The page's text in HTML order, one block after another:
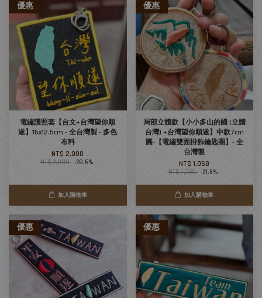
優惠
電繡護照套【台文+台灣望你順
遂】16x12.5cm - 全台灣製 - 多色
布料
NT$ 2,000
NT$ 2,800 -28.6%
加入購物車
優惠
局部立體款【小小多山的國 (立體
台灣) +台灣望你順遂】中款7cm
圓-【電繡雙面掛飾鑰匙圈】- 全
台灣製
NT$ 1,058
NT$ 1,350 -21.6%
加入購物車
優惠 優惠